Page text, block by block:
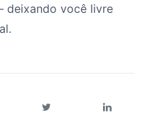
deixando você livre